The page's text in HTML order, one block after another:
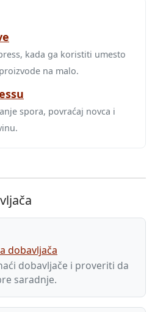
kada ga koristiti umesto
na malo.
spora, povraćaj novca i
dobavljača
dobavljače i proveriti da
saradnje.